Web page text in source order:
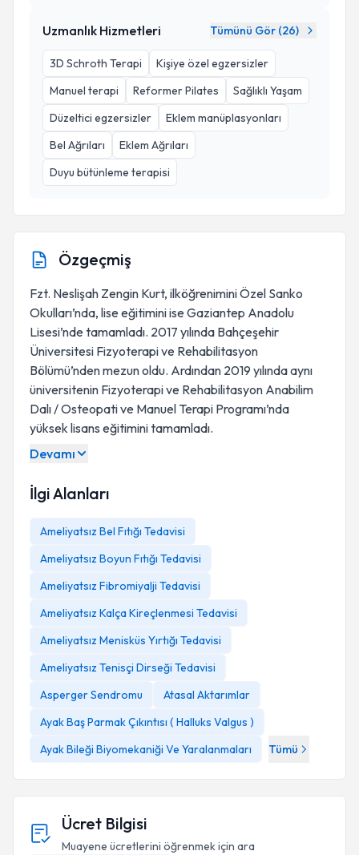
Uzmanlık Hizmetleri Tümünü Gör (26)
3D Schroth Terapi
Kişiye özel egzersizler
Manuel terapi
Reformer Pilates
Sağlıklı Yaşam
Düzeltici egzersizler
Eklem manüplasyonları
Bel Ağrıları
Eklem Ağrıları
Duyu bütünleme terapisi
Özgeçmiş
Fzt. Neslişah Zengin Kurt, ilköğrenimini Özel Sanko
Okulları’nda, lise eğitimini ise Gaziantep Anadolu
Lisesi’nde tamamladı. 2017 yılında Bahçeşehir
Üniversitesi Fizyoterapi ve Rehabilitasyon
Bölümü’nden mezun oldu. Ardından 2019 yılında aynı
üniversitenin Fizyoterapi ve Rehabilitasyon Anabilim
Dalı / Osteopati ve Manuel Terapi Programı’nda
yüksek lisans eğitimini tamamladı.
Devamı
İlgi Alanları
Ameliyatsız Bel Fıtığı Tedavisi
Ameliyatsız Boyun Fıtığı Tedavisi
Ameliyatsız Fibromiyalji Tedavisi
Ameliyatsız Kalça Kireçlenmesi Tedavisi
Ameliyatsız Menisküs Yırtığı Tedavisi
Ameliyatsız Tenisçi Dirseği Tedavisi
Asperger Sendromu
Atasal Aktarımlar
Ayak Baş Parmak Çıkıntısı ( Halluks Valgus )
Ayak Bileği Biyomekaniği Ve Yaralanmaları
Tümü
Ücret Bilgisi
Muayene ücretlerini öğrenmek için ara